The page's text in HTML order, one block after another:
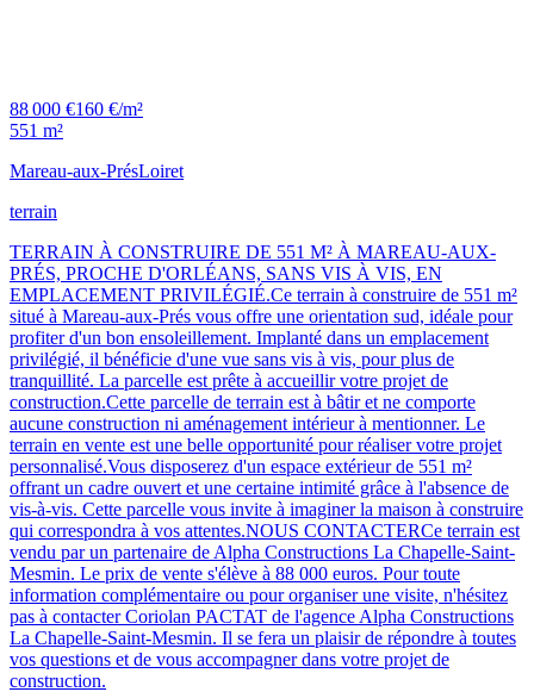
88 000 €160 €/m²
551 m²
Mareau-aux-PrésLoiret
terrain
TERRAIN À CONSTRUIRE DE 551 M² À MAREAU-AUX-
PRÉS, PROCHE D'ORLÉANS, SANS VIS À VIS, EN
EMPLACEMENT PRIVILÉGIÉ.Ce terrain à construire de 551 m²
situé à Mareau-aux-Prés vous offre une orientation sud, idéale pour
profiter d'un bon ensoleillement. Implanté dans un emplacement
privilégié, il bénéficie d'une vue sans vis à vis, pour plus de
tranquillité. La parcelle est prête à accueillir votre projet de
construction.Cette parcelle de terrain est à bâtir et ne comporte
aucune construction ni aménagement intérieur à mentionner. Le
terrain en vente est une belle opportunité pour réaliser votre projet
personnalisé.Vous disposerez d'un espace extérieur de 551 m²
offrant un cadre ouvert et une certaine intimité grâce à l'absence de
vis-à-vis. Cette parcelle vous invite à imaginer la maison à construire
qui correspondra à vos attentes.NOUS CONTACTERCe terrain est
vendu par un partenaire de Alpha Constructions La Chapelle-Saint-
Mesmin. Le prix de vente s'élève à 88 000 euros. Pour toute
information complémentaire ou pour organiser une visite, n'hésitez
pas à contacter Coriolan PACTAT de l'agence Alpha Constructions
La Chapelle-Saint-Mesmin. Il se fera un plaisir de répondre à toutes
vos questions et de vous accompagner dans votre projet de
construction.